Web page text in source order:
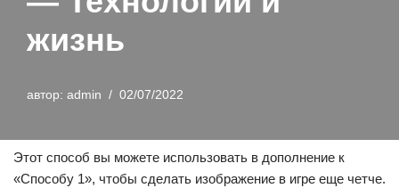
жизнь
автор: admin 02/07/2022
Этот способ вы можете использовать в дополнение к
«Способу 1», чтобы сделать изображение в игре еще четче.